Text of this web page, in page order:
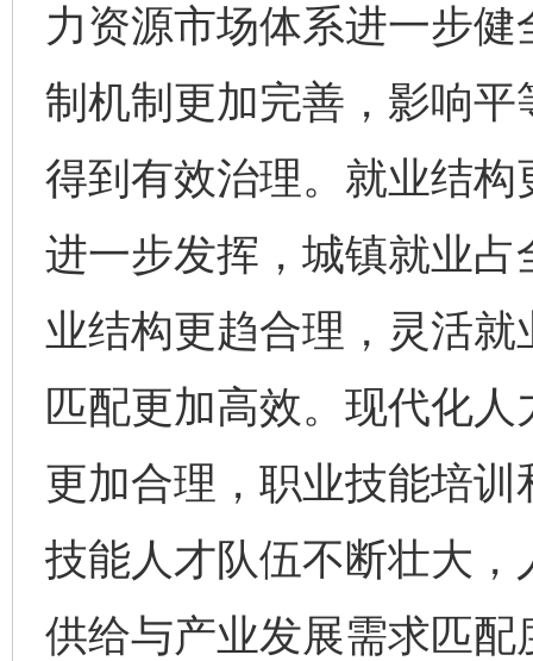
力资源市场体系进一步
制机制更加完善，影响
得到有效治理。就业结
进一步发挥，城镇就业
业结构更趋合理，灵活
匹配更加高效。现代化
更加合理，职业技能培
技能人才队伍不断壮大
供给与产业发展需求匹